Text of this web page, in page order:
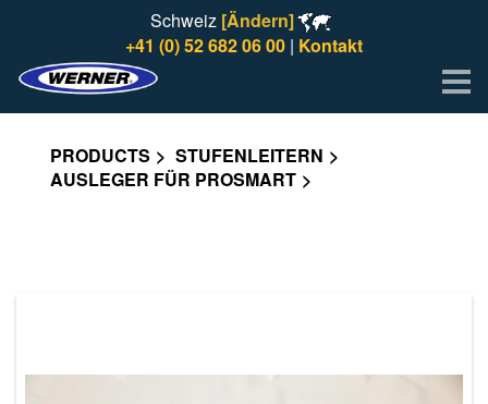
Schweiz [Ändern]
+41 (0) 52 682 06 00 | Kontakt
PRODUCTS
STUFENLEITERN
AUSLEGER FÜR PROSMART